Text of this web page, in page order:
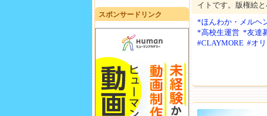
スポンサードリンク
イトです。版権絵と
*ほんわか・メルヘ
*高校生運営 *友達
#CLAYMORE #オ